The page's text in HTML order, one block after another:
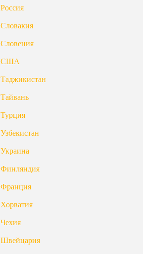
Россия
Словакия
Словения
США
Таджикистан
Тайвань
Турция
Узбекистан
Украина
Финляндия
Франция
Хорватия
Чехия
Швейцария